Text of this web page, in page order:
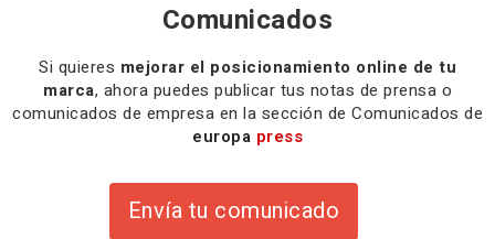
Comunicados
Si quieres mejorar el posicionamiento online de tu
marca, ahora puedes publicar tus notas de prensa o
comunicados de empresa en la sección de Comunicados de
europa press
Envía tu comunicado